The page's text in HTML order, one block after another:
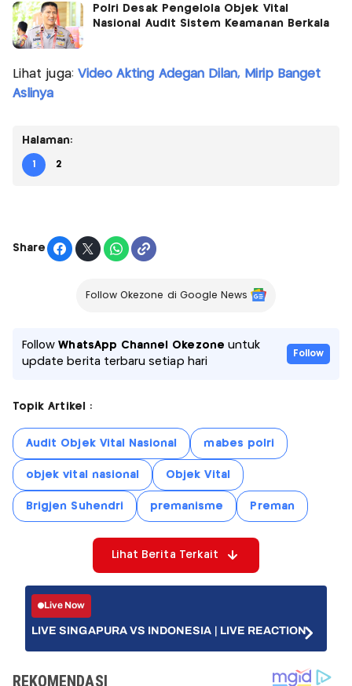
Polri Desak Pengelola Objek Vital
Nasional Audit Sistem Keamanan Berkala
Lihat juga: Video Akting Adegan Dilan, Mirip Banget
Aslinya
Halaman:
1 2
Share
Follow Okezone di Google News
FollowWhatsApp Channel Okezone untuk
update berita terbaru setiap hari
Follow
Topik Artikel :
Audit Objek Vital Nasional mabes polri
objek vital nasional Objek Vital
Brigjen Suhendri premanisme Preman
Lihat Berita Terkait
Live Now
LIVE SINGAPURA VS INDONESIA | LIVE REACTION